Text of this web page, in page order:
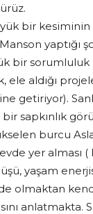
bir kesiminin
yaptığı
bir sorumluluk
ele aldığı
getiriyor).
sapkınlık
burcu
yer alması
yaşam
olmaktan
anlatmakta.